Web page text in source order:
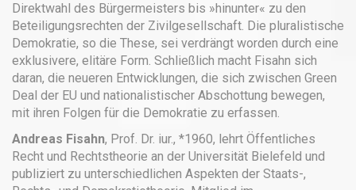
Direktwahl des Bürgermeisters bis »hinunter« zu den
Beteiligungsrechten der Zivilgesellschaft. Die pluralistische
Demokratie, so die These, sei verdrängt worden durch eine
exklusivere, elitäre Form. Schließlich macht Fisahn sich
daran, die neueren Entwicklungen, die sich zwischen Green
Deal der EU und nationalistischer Abschottung bewegen,
mit ihren Folgen für die Demokratie zu erfassen.
Andreas Fisahn, Prof. Dr. iur., *1960, lehrt Öffentliches
Recht und Rechtstheorie an der Universität Bielefeld und
publiziert zu unterschiedlichen Aspekten der Staats-,